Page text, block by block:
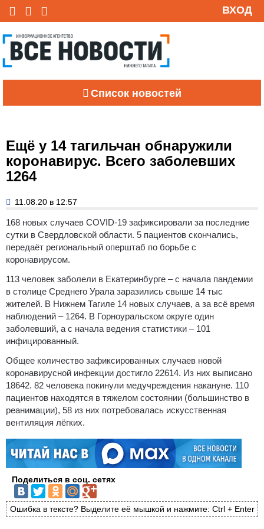
ВХОД
Список новостей
Ещё у 14 тагильчан обнаружили
коронавирус. Всего заболевших
1264
11.08.20 в 12:57
168 новых случаев COVID-19 зафиксировали за последние
сутки в Свердловской области. 5 пациентов скончались,
передаёт региональный оперштаб по борьбе с
коронавирусом.
113 человек заболели в Екатеринбурге – с начала пандемии
в столице Среднего Урала заразились свыше 14 тыс
жителей. В Нижнем Тагиле 14 новых случаев, а за всё время
наблюдений – 1264. В Горноуральском округе один
заболевший, а с начала ведения статистики – 101
инфицированный.
Общее количество зафиксированных случаев новой
коронавирусной инфекции достигло 22614. Из них выписано
18642. 82 человека покинули медучреждения накануне. 110
пациентов находятся в тяжелом состоянии (большинство в
реанимации), 58 из них потребовалась искусственная
вентиляция лёгких.
Поделиться в соц. сетях
Ошибка в тексте? Выделите её мышкой и нажмите: Ctrl + Enter